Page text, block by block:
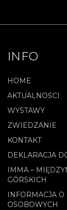
INFO
HOME
AKTUALNOŚCI
WYSTAWY
ZWIEDZANIE
KONTAKT
DEKLARACJA
IMMA –
GÓRSKICH
INFORMACJA
OSOBOWYCH